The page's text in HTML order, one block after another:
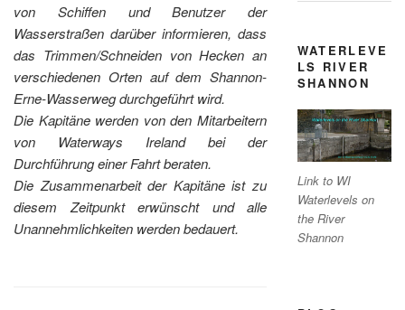
von Schiffen und Benutzer der
Wasserstraßen darüber informieren, dass
das Trimmen/Schneiden von Hecken an
verschiedenen Orten auf dem Shannon-
Erne-Wasserweg durchgeführt wird.
Die Kapitäne werden von den Mitarbeitern
von Waterways Ireland bei der
Durchführung einer Fahrt beraten.
Die Zusammenarbeit der Kapitäne ist zu
diesem Zeitpunkt erwünscht und alle
Unannehmlichkeiten werden bedauert.
WATERLEVE
LS RIVER
SHANNON
Link to WI
Waterlevels on
the River
Shannon